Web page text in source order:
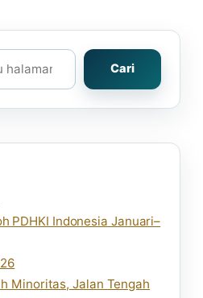
Cari
PDHKI Indonesia Januari–
Minoritas, Jalan Tengah